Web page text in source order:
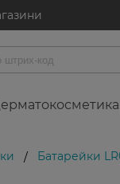
/ Батарейки